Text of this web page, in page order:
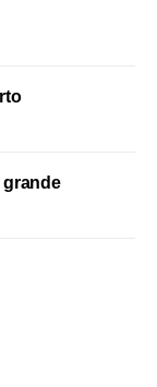
grande